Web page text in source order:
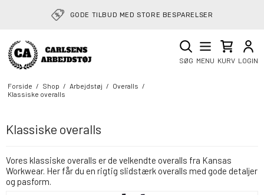
GODE TILBUD MED STORE BESPARELSER
SØG MENU KURV LOGIN
Forside / Shop / Arbejdstøj / Overalls /
Klassiske overalls
Klassiske overalls
Vores klassiske overalls er de velkendte overalls fra Kansas
Workwear. Her får du en rigtig slidstærk overalls med gode detaljer
og pasform.